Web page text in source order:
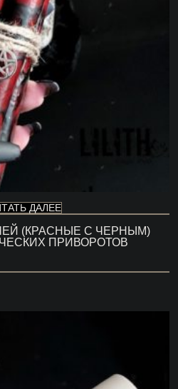
ДАЛЕЕ
(КРАСНЫЕ С ЧЕРНЫМ)
ПРИВОРОТОВ